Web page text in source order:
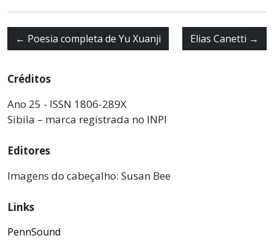
← Poesia completa de Yu Xuanji Elias Canetti →
Créditos
Ano 25 - ISSN 1806-289X
Sibila – marca registrada no INPI
Editores
Imagens do cabeçalho: Susan Bee
Links
PennSound